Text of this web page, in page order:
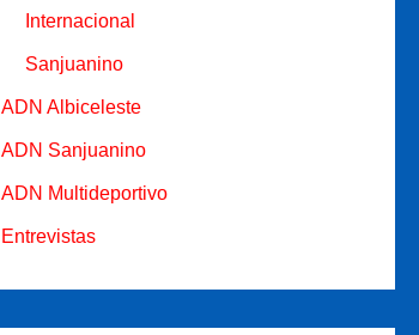
Internacional
Sanjuanino
ADN Albiceleste
ADN Sanjuanino
ADN Multideportivo
Entrevistas